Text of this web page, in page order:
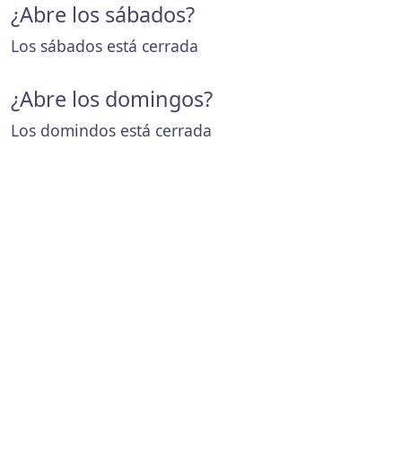
¿Abre los sábados?
Los sábados está cerrada
¿Abre los domingos?
Los domindos está cerrada